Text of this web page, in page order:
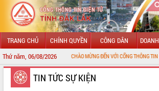
TRANG CHỦ CHÍNH QUYỀN CÔNG DÂN
Thứ năm, 06/08/2026CHÀO MỪNG ĐẾN VỚI CỔNG THÔNG TIN ĐIỆN TỬ TỈNH
GIỚI THIỆU TIN TỨC SỰ KIỆN